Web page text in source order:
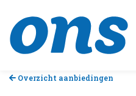
Overzicht aanbiedingen